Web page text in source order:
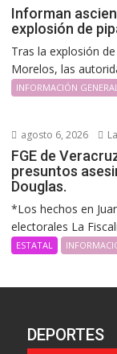
Informan
explosión de
Tras la explosión
Morelos, las
INFORMACIÓN GENERAL
agosto 6, 2026
FGE de
presuntos
Douglas.
*Los hechos en
electorales La
ESTATAL
DEPORTES